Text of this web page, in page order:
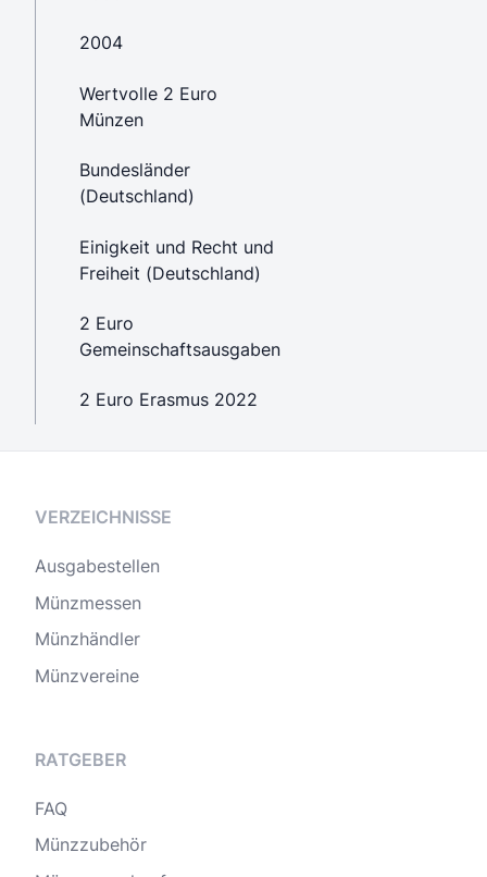
2004
Wertvolle 2 Euro
Münzen
Bundesländer
(Deutschland)
Einigkeit und Recht und
Freiheit (Deutschland)
2 Euro
Gemeinschaftsausgaben
2 Euro Erasmus 2022
VERZEICHNISSE
Ausgabestellen
Münzmessen
Münzhändler
Münzvereine
RATGEBER
FAQ
Münzzubehör